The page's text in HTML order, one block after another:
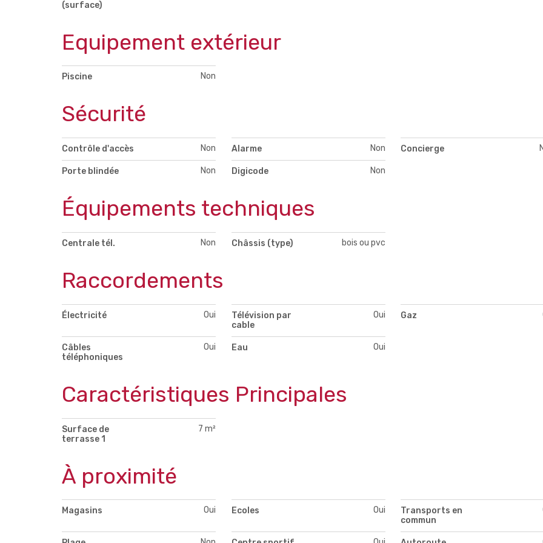
(surface)
Equipement extérieur
Piscine Non
Sécurité
Contrôle d'accès Non Alarme Non Concierge
Porte blindée Non Digicode Non
Équipements techniques
Centrale tél. Non Châssis (type) bois ou pvc
Raccordements
Électricité Oui
Télévision par
cable
Oui Gaz
Câbles
téléphoniques
Oui Eau Oui
Caractéristiques Principales
Surface de
terrasse 1
7 m²
À proximité
Magasins Oui Ecoles Oui
Transports en
commun